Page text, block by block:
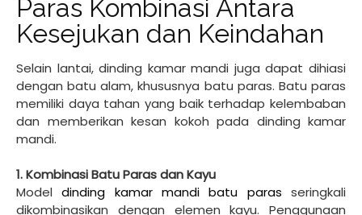
Paras Kombinasi Antara
Kesejukan dan Keindahan
Selain lantai, dinding kamar mandi juga dapat dihiasi
dengan batu alam, khususnya batu paras. Batu paras
memiliki daya tahan yang baik terhadap kelembaban
dan memberikan kesan kokoh pada dinding kamar
mandi.
1. Kombinasi Batu Paras dan Kayu
Modeldinding kamar mandi batu paras seringkali
dikombinasikan dengan elemen kayu. Penggunaan